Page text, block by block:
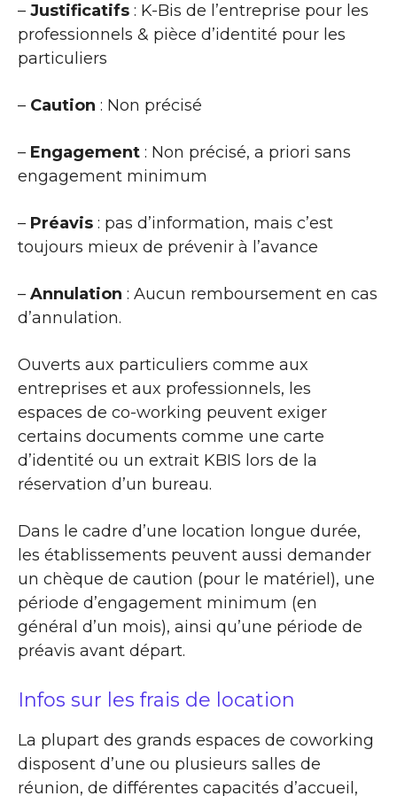
– Justificatifs : K-Bis de l’entreprise pour les
professionnels & pièce d’identité pour les
particuliers
– Caution : Non précisé
– Engagement : Non précisé, a priori sans
engagement minimum
– Préavis : pas d’information, mais c’est
toujours mieux de prévenir à l’avance
– Annulation : Aucun remboursement en cas
d’annulation.
Ouverts aux particuliers comme aux
entreprises et aux professionnels, les
espaces de co-working peuvent exiger
certains documents comme une carte
d’identité ou un extrait KBIS lors de la
réservation d’un bureau.
Dans le cadre d’une location longue durée,
les établissements peuvent aussi demander
un chèque de caution (pour le matériel), une
période d’engagement minimum (en
général d’un mois), ainsi qu’une période de
préavis avant départ.
Infos sur les frais de location
La plupart des grands espaces de coworking
disposent d’une ou plusieurs salles de
réunion, de différentes capacités d’accueil,